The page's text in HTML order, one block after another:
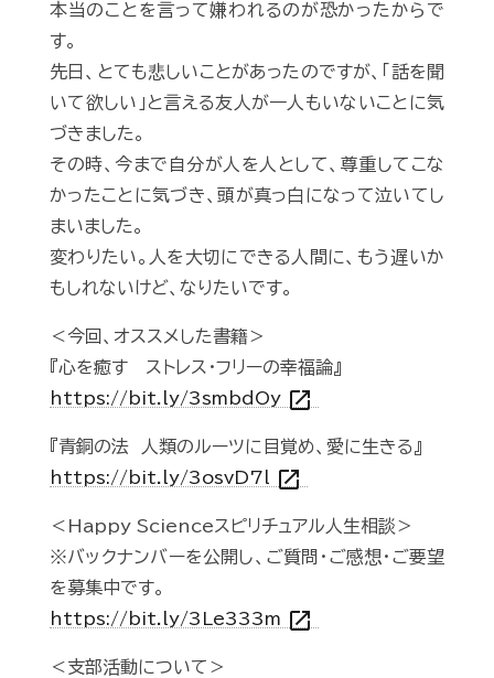
本当のことを言って嫌われるのが恐かったからで
す。
先日、とても悲しいことがあったのですが、「話を聞
いて欲しい」と言える友人が一人もいないことに気
づきました。
その時、今まで自分が人を人として、尊重してこな
かったことに気づき、頭が真っ白になって泣いてし
まいました。
変わりたい。人を大切にできる人間に、もう遅いか
もしれないけど、なりたいです。
＜今回、オススメした書籍＞
『心を癒す ストレス・フリーの幸福論』
https://bit.ly/3smbdOy open_in_new
『青銅の法 人類のルーツに目覚め、愛に生きる』
https://bit.ly/3osvD7l open_in_new
＜Happy Scienceスピリチュアル人生相談＞
※バックナンバーを公開し、ご質問・ご感想・ご要望
を募集中です。
https://bit.ly/3Le333m open_in_new
＜支部活動について＞